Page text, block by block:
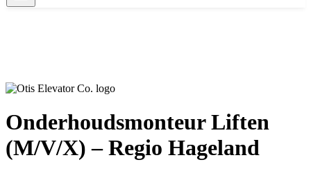
Onderhoudsmonteur Liften
(M/V/X) – Regio Hageland